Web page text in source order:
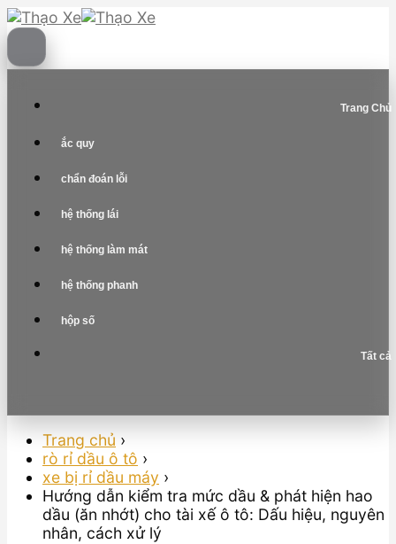
Skip
to
content
Trang Chủ
ắc quy
chẩn đoán lỗi
hệ thống lái
hệ thống làm mát
hệ thống phanh
hộp số
Tất cả
Trang chủ ›
rò rỉ dầu ô tô ›
xe bị rỉ dầu máy ›
Hướng dẫn kiểm tra mức dầu & phát hiện hao
dầu (ăn nhớt) cho tài xế ô tô: Dấu hiệu, nguyên
nhân, cách xử lý